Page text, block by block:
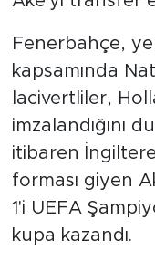
Fenerbahçe,
kapsamında
lacivertliler,
imzalandığını
itibaren
forması giyen
1'i UEFA
kupa kazandı.